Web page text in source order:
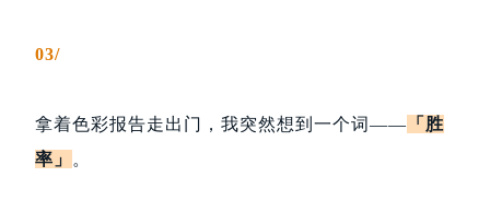
03/
拿着色彩报告走出门，我突然想到一个词—— 「胜
率」
。